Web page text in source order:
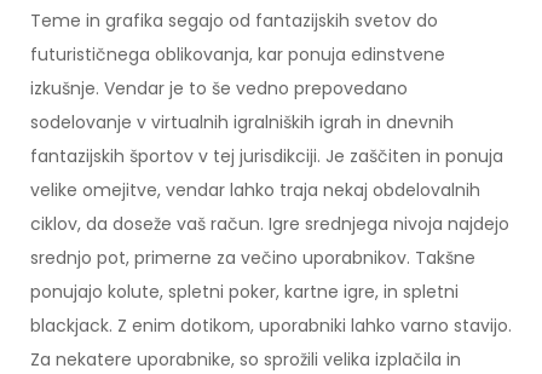
Teme in grafika segajo od fantazijskih svetov do
futurističnega oblikovanja, kar ponuja edinstvene
izkušnje. Vendar je to še vedno prepovedano
sodelovanje v virtualnih igralniških igrah in dnevnih
fantazijskih športov v tej jurisdikciji. Je zaščiten in ponuja
velike omejitve, vendar lahko traja nekaj obdelovalnih
ciklov, da doseže vaš račun. Igre srednjega nivoja najdejo
srednjo pot, primerne za večino uporabnikov. Takšne
ponujajo kolute, spletni poker, kartne igre, in spletni
blackjack. Z enim dotikom, uporabniki lahko varno stavijo.
Za nekatere uporabnike, so sprožili velika izplačila in